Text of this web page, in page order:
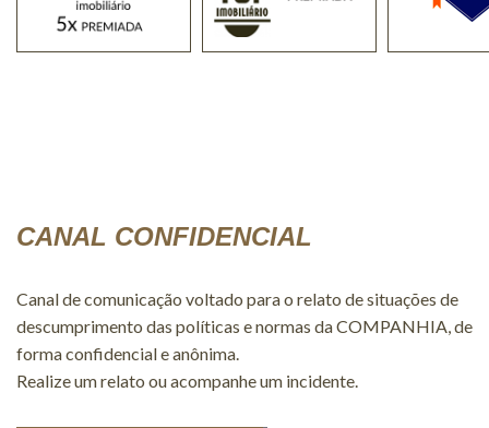
CANAL CONFIDENCIAL
Canal de comunicação voltado para o relato de situações de
descumprimento das políticas e normas da COMPANHIA, de
forma confidencial e anônima.
Realize um relato ou acompanhe um incidente.